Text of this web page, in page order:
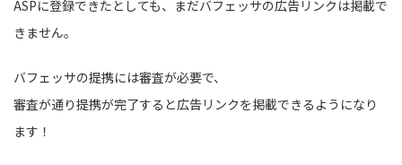
ASPに登録できたとしても、まだバフェッサの広告リンクは掲載で
きません。
バフェッサの提携には審査が必要で、
審査が通り提携が完了すると広告リンクを掲載できるようになり
ます！